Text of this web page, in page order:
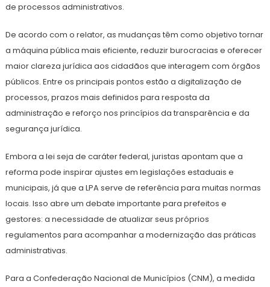
de processos administrativos.
De acordo com o relator, as mudanças têm como objetivo tornar
a máquina pública mais eficiente, reduzir burocracias e oferecer
maior clareza jurídica aos cidadãos que interagem com órgãos
públicos. Entre os principais pontos estão a digitalização de
processos, prazos mais definidos para resposta da
administração e reforço nos princípios da transparência e da
segurança jurídica.
Embora a lei seja de caráter federal, juristas apontam que a
reforma pode inspirar ajustes em legislações estaduais e
municipais, já que a LPA serve de referência para muitas normas
locais. Isso abre um debate importante para prefeitos e
gestores: a necessidade de atualizar seus próprios
regulamentos para acompanhar a modernização das práticas
administrativas.
Para a Confederação Nacional de Municípios (CNM), a medida